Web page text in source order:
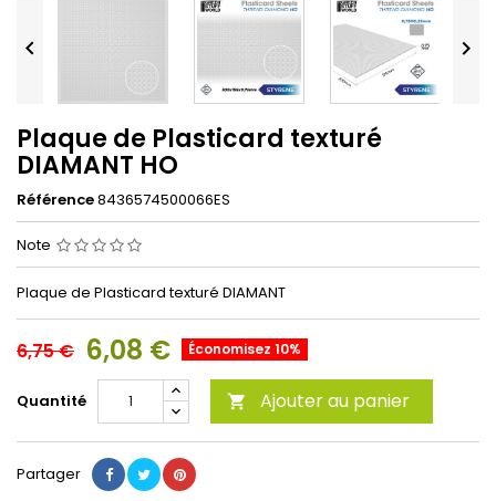
 
Plaque de Plasticard texturé
DIAMANT HO
Référence8436574500066ES
Note
Plaque de Plasticard texturé DIAMANT
6,75 € 6,08 € Économisez 10%
Quantité  Ajouter au panier
Partager